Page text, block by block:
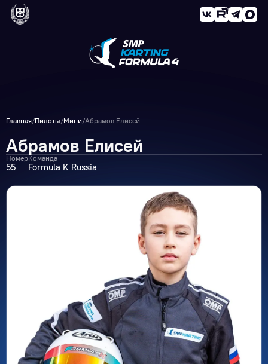
Главная/Пилоты/Мини/Абрамов Елисей
Абрамов Елисей
Номер
55
Команда
Formula K Russia